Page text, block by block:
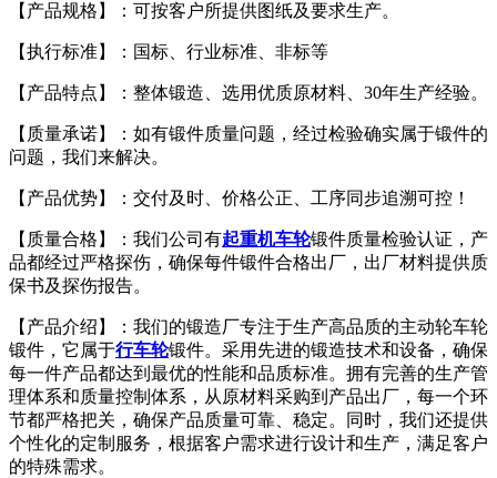
【产品规格】：可按客户所提供图纸及要求生产。
【执行标准】：国标、行业标准、非标等
【产品特点】：整体锻造、选用优质原材料、30年生产经验。
【质量承诺】：如有锻件质量问题，经过检验确实属于锻件的
问题，我们来解决。
【产品优势】：交付及时、价格公正、工序同步追溯可控！
【质量合格】：我们公司有起重机车轮锻件质量检验认证，产
品都经过严格探伤，确保每件锻件合格出厂，出厂材料提供质
保书及探伤报告。
【产品介绍】：我们的锻造厂专注于生产高品质的主动轮车轮
锻件，它属于行车轮锻件。采用先进的锻造技术和设备，确保
每一件产品都达到最优的性能和品质标准。拥有完善的生产管
理体系和质量控制体系，从原材料采购到产品出厂，每一个环
节都严格把关，确保产品质量可靠、稳定。同时，我们还提供
个性化的定制服务，根据客户需求进行设计和生产，满足客户
的特殊需求。